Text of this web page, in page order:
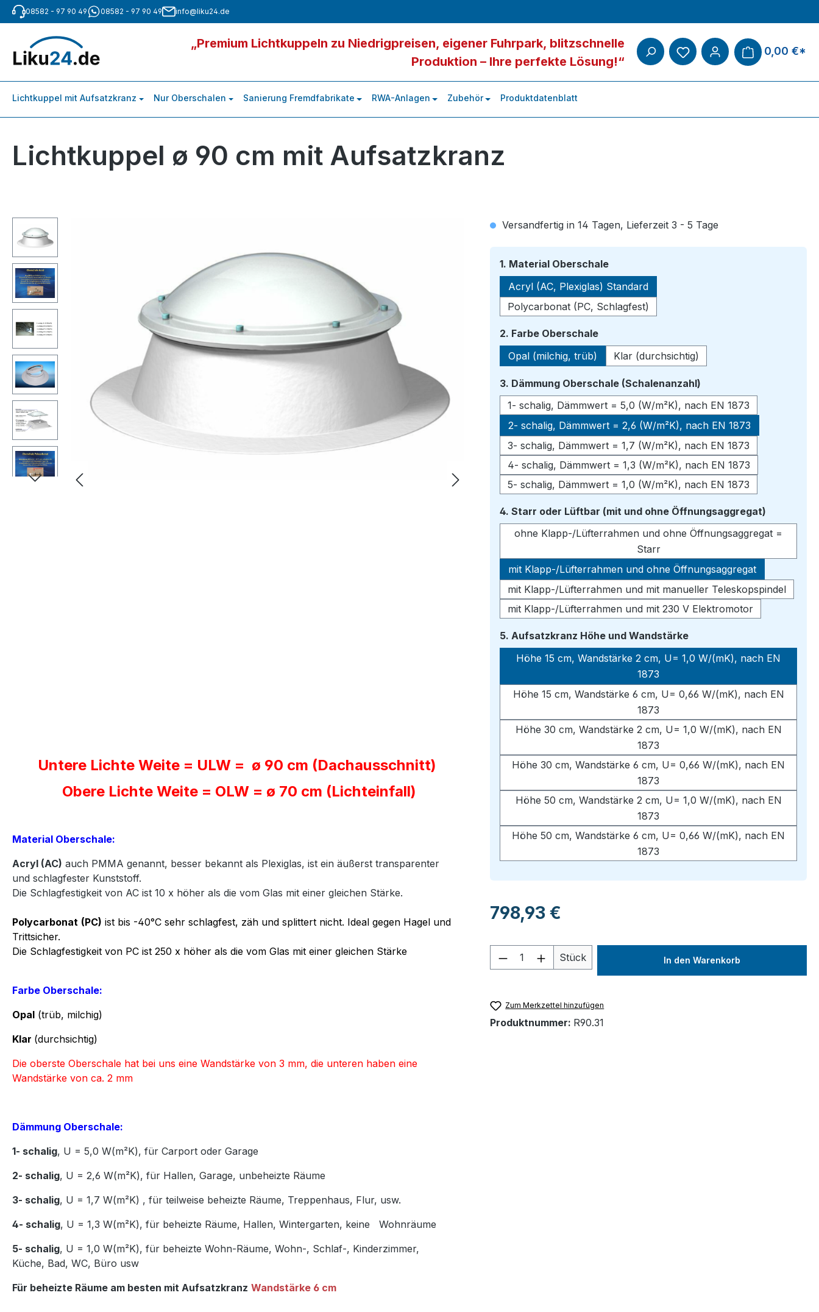
Hauptinhalt springen
Zur Suche springen
Zur Hauptnavigation springen
08582 - 97 90 49 08582 - 97 90 49 info@liku24.de
„Premium Lichtkuppeln zu Niedrigpreisen, eigener Fuhrpark, blitzschnelle
Produktion – Ihre perfekte Lösung!“
0,00 €*
Lichtkuppel mit Aufsatzkranz Nur Oberschalen Sanierung Fremdfabrikate RWA-Anlagen Zubehör Produktdatenblatt
Lichtkuppel ø 90 cm mit Aufsatzkranz
Untere Lichte Weite = ULW = ø 90 cm (Dachausschnitt)
Obere Lichte Weite = OLW = ø 70 cm (Lichteinfall)
Material Oberschale:
Acryl (AC) auch PMMA genannt, besser bekannt als Plexiglas, ist ein äußerst transparenter
und schlagfester Kunststoff.
Die Schlagfestigkeit von AC ist 10 x höher als die vom Glas mit einer gleichen Stärke.
Polycarbonat (PC) ist bis -40°C sehr schlagfest, zäh und splittert nicht. Ideal gegen Hagel und
Trittsicher.
Die Schlagfestigkeit von PC ist 250 x höher als die vom Glas mit einer gleichen Stärke
Farbe Oberschale:
Opal (trüb, milchig)
Klar (durchsichtig)
Die oberste Oberschale hat bei uns eine Wandstärke von 3 mm, die unteren haben eine
Wandstärke von ca. 2 mm
Dämmung Oberschale:
1- schalig, U = 5,0 W(m²K), für Carport oder Garage
2- schalig, U = 2,6 W(m²K), für Hallen, Garage, unbeheizte Räume
3- schalig, U = 1,7 W(m²K) , für teilweise beheizte Räume, Treppenhaus, Flur, usw.
4- schalig, U = 1,3 W(m²K), für beheizte Räume, Hallen, Wintergarten, keine Wohnräume
5- schalig, U = 1,0 W(m²K), für beheizte Wohn-Räume, Wohn-, Schlaf-, Kinderzimmer,
Küche, Bad, WC, Büro usw
Für beheizte Räume am besten mit Aufsatzkranz Wandstärke 6 cm
Versandfertig in 14 Tagen, Lieferzeit 3 - 5 Tage
1. Material Oberschaleauswählen
Acryl (AC, Plexiglas) Standard
Polycarbonat (PC, Schlagfest)
2. Farbe Oberschaleauswählen
Opal (milchig, trüb)
Klar (durchsichtig)
3. Dämmung Oberschale (Schalenanzahl)
1- schalig, Dämmwert = 5,0 (W/m²K), nach EN 1873
2- schalig, Dämmwert = 2,6 (W/m²K), nach EN 1873
3- schalig, Dämmwert = 1,7 (W/m²K), nach EN 1873
4- schalig, Dämmwert = 1,3 (W/m²K), nach EN 1873
5- schalig, Dämmwert = 1,0 (W/m²K), nach EN 1873
4. Starr oder Lüftbar (mit und ohne Öffnungsaggregat)
ohne Klapp-/Lüfterrahmen und ohne Öffnungsaggregat =
Starr
mit Klapp-/Lüfterrahmen und ohne Öffnungsaggregat
mit Klapp-/Lüfterrahmen und mit manueller Teleskopspindel
mit Klapp-/Lüfterrahmen und mit 230 V Elektromotor
5. Aufsatzkranz Höhe und Wandstärkeauswählen
Höhe 15 cm, Wandstärke 2 cm, U= 1,0 W/(mK), nach EN
1873
Höhe 15 cm, Wandstärke 6 cm, U= 0,66 W/(mK), nach EN
1873
Höhe 30 cm, Wandstärke 2 cm, U= 1,0 W/(mK), nach EN
1873
Höhe 30 cm, Wandstärke 6 cm, U= 0,66 W/(mK), nach EN
1873
Höhe 50 cm, Wandstärke 2 cm, U= 1,0 W/(mK), nach EN
1873
Höhe 50 cm, Wandstärke 6 cm, U= 0,66 W/(mK), nach EN
1873
Regulärer Preis:
798,93 €
Produkt Anzahl: Gib den gewünschten Wert
Stück In den Warenkorb
Zum Merkzettel hinzufügen
Produktnummer: R90.31